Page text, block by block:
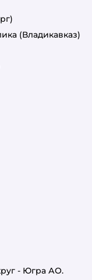
(Владикавказ)
- Югра АО.